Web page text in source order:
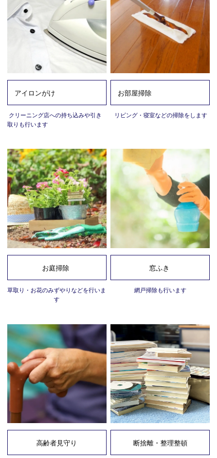
アイロンがけ
クリーニング店への持ち込みや引き
取りも行います
お部屋掃除
リビング・寝室などの掃除をします
お庭掃除
草取り・お花のみずやりなどを行いま
す
窓ふき
網戸掃除も行います
高齢者見守り 断捨離・整理整頓